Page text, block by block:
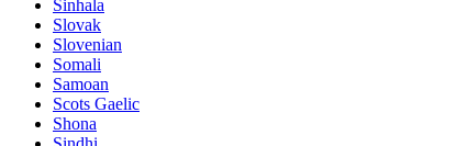
Sinhala
Slovak
Slovenian
Somali
Samoan
Scots Gaelic
Shona